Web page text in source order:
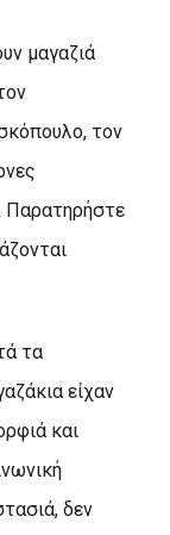
μαγαζιά
τον
Παρατηρήστε
τα
είχαν
και
δεν